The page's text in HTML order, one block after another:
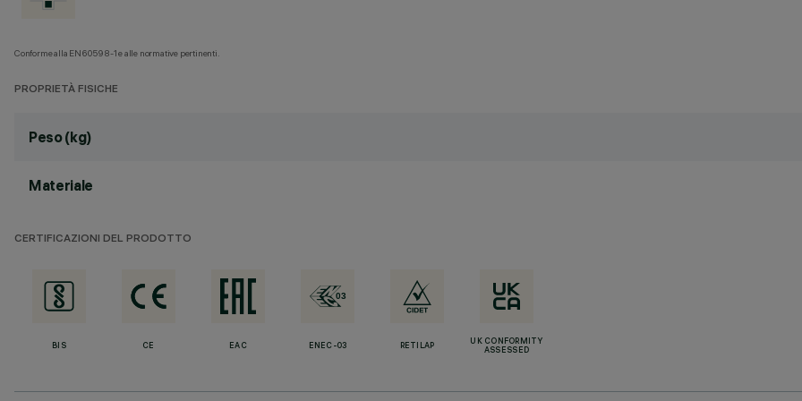
Conforme alla EN60598-1 e alle normative pertinenti.
PROPRIETÀ FISICHE
Peso (kg)
Materiale
CERTIFICAZIONI DEL PRODOTTO
BIS CE EAC ENEC-03 RETILAP
UK CONFORMITY
ASSESSED